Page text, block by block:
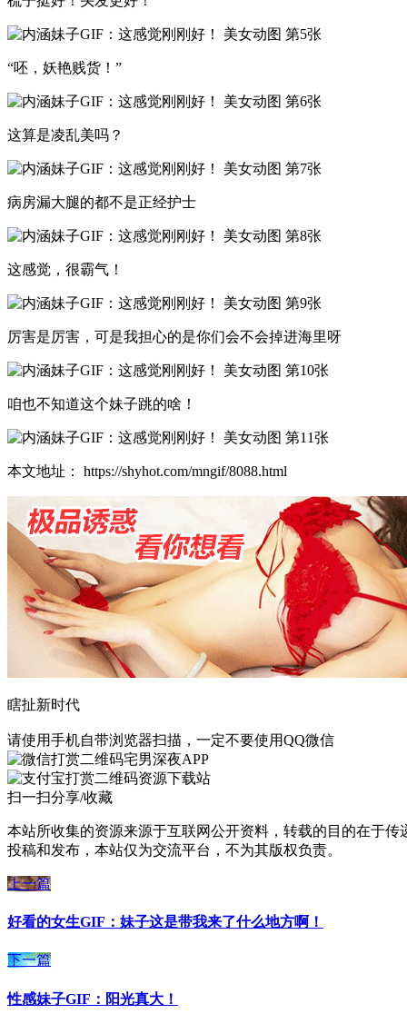
“呸，妖艳贱货！”
这算是凌乱美吗？
病房漏大腿的都不是正经护士
这感觉，很霸气！
厉害是厉害，可是我担心的是你们会不会掉进海里呀
咱也不知道这个妹子跳的啥！
本文地址： https://shyhot.com/mngif/8088.html
瞎扯新时代
请使用手机自带浏览器扫描，一定不要使用QQ微信
宅男深夜APP
资源下载站
扫一扫分享/收藏
本站所收集的资源来源于互联网公开资料，转载的目的在于
投稿和发布，本站仅为交流平台，不为其版权负责。
上一篇
好看的女生GIF：妹子这是带我来了什么地方啊！
下一篇
性感妹子GIF：阳光真大！